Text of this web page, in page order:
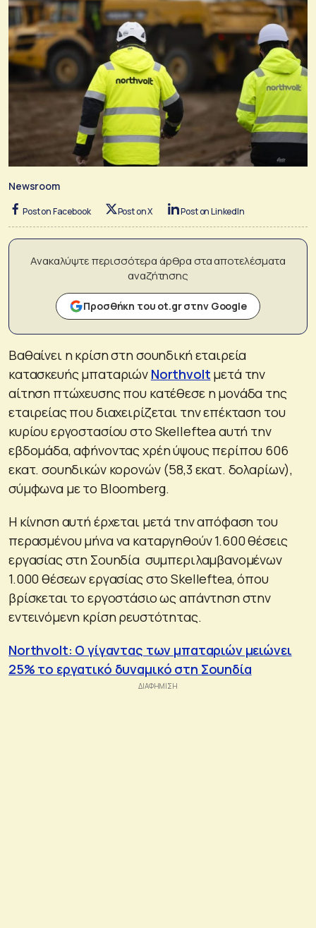
Newsroom
Post on Facebook Post on X Post on LinkedIn
Ανακαλύψτε περισσότερα άρθρα στα αποτελέσματα
αναζήτησης
Προσθήκη του ot.gr στην Google
Βαθαίνει η κρίση στη σουηδική εταιρεία
κατασκευής μπαταριών Northvolt μετά την
αίτηση πτώχευσης που κατέθεσε η μονάδα της
εταιρείας που διαχειρίζεται την επέκταση του
κυρίου εργοστασίου στο Skelleftea αυτή την
εβδομάδα, αφήνοντας χρέη ύψους περίπου 606
εκατ. σουηδικών κορονών (58,3 εκατ. δολαρίων),
σύμφωνα με το Βloomberg.
Η κίνηση αυτή έρχεται μετά την απόφαση του
περασμένου μήνα να καταργηθούν 1.600 θέσεις
εργασίας στη Σουηδία συμπεριλαμβανομένων
1.000 θέσεων εργασίας στο Skelleftea, όπου
βρίσκεται το εργοστάσιο ως απάντηση στην
εντεινόμενη κρίση ρευστότητας.
Northvolt: Ο γίγαντας των μπαταριών μειώνει
25% το εργατικό δυναμικό στη Σουηδία